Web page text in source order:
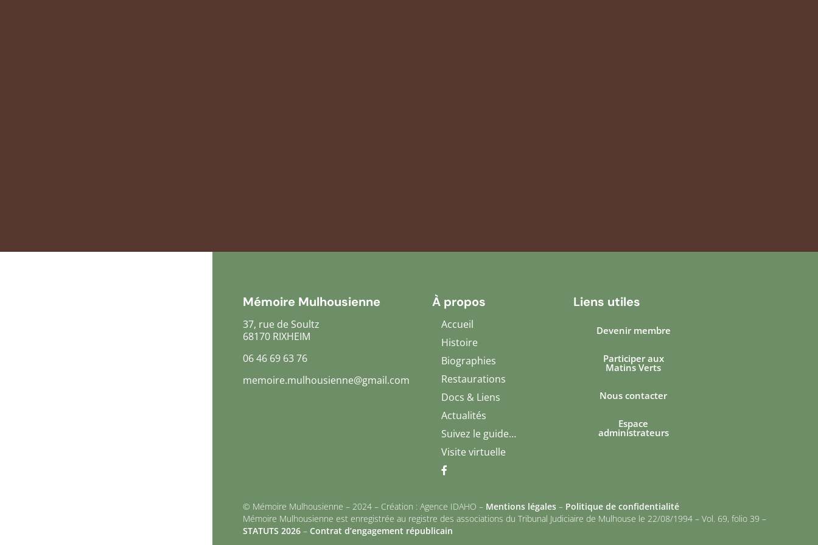
Mémoire Mulhousienne
37, rue de Soultz
68170 RIXHEIM
06 46 69 63 76
memoire.mulhousienne@gmail.com
À propos
Accueil
Histoire
Biographies
Restaurations
Docs & Liens
Actualités
Suivez le guide…
Visite virtuelle
Liens utiles
Devenir membre
Participer aux
Matins Verts
Nous contacter
Espace
administrateurs
© Mémoire Mulhousienne – 2024 – Création : Agence IDAHO – Mentions légales – Politique de confidentialité
Mémoire Mulhousienne est enregistrée au registre des associations du Tribunal Judiciaire de Mulhouse le 22/08/1994 – Vol. 69, folio 39 –
STATUTS 2026 – Contrat d’engagement républicain